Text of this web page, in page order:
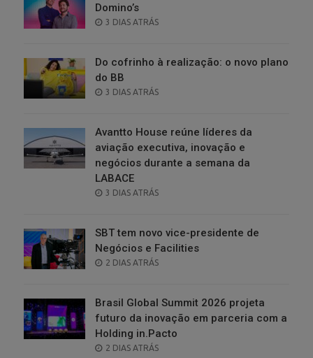
Domino’s
POSTED
3 DIAS ATRÁS
Do cofrinho à realização: o novo plano
do BB
POSTED
3 DIAS ATRÁS
Avantto House reúne líderes da
aviação executiva, inovação e
negócios durante a semana da
LABACE
POSTED
3 DIAS ATRÁS
SBT tem novo vice-presidente de
Negócios e Facilities
POSTED
2 DIAS ATRÁS
Brasil Global Summit 2026 projeta
futuro da inovação em parceria com a
Holding in.Pacto
POSTED
2 DIAS ATRÁS